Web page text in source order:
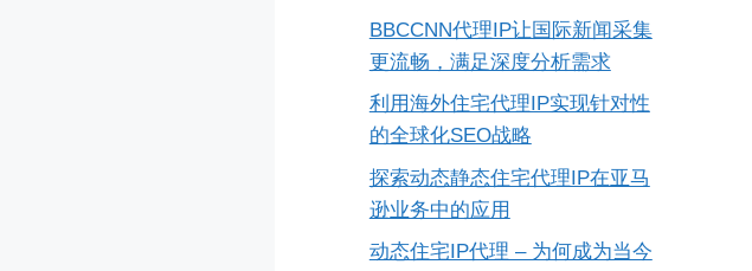
BBCCNN代理IP让国际新闻采集
更流畅，满足深度分析需求
利用海外住宅代理IP实现针对性
的全球化SEO战略
探索动态静态住宅代理IP在亚马
逊业务中的应用
动态住宅IP代理 – 为何成为当今